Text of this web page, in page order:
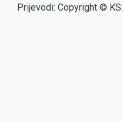
Prijevodi: Copyright ©